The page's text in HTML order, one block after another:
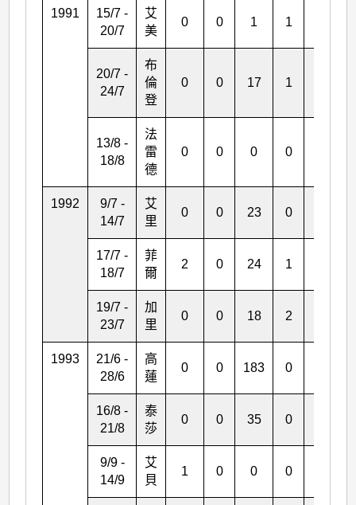
1991
15/7 -
20/7
艾
美
0 0 1 1
20/7 -
24/7
布
倫
登
0 0 17 1
13/8 -
18/8
法
雷
德
0 0 0 0
1992
9/7 -
14/7
艾
里
0 0 23 0
17/7 -
18/7
菲
爾
2 0 24 1
19/7 -
23/7
加
里
0 0 18 2
1993
21/6 -
28/6
高
蓮
0 0 183 0
16/8 -
21/8
泰
莎
0 0 35 0
9/9 -
14/9
艾
貝
1 0 0 0